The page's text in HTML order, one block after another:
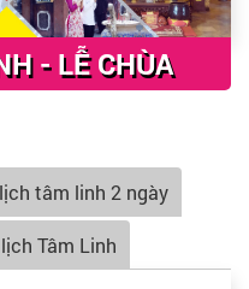
- LỄ CHÙA
tâm linh 2 ngày
Tâm Linh